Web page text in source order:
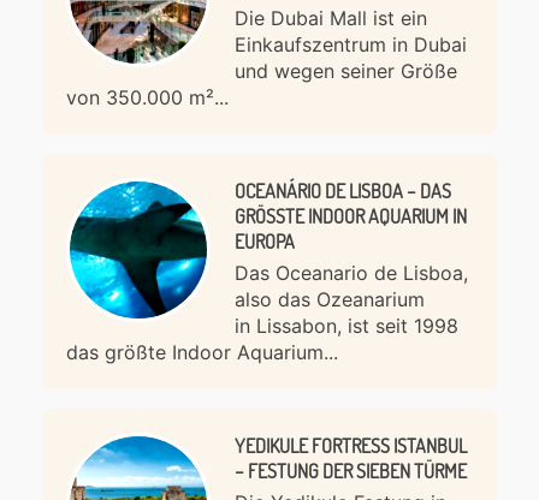
Die Dubai Mall ist ein
Einkaufszentrum in Dubai
und wegen seiner Größe
von 350.000 m²...
OCEANÁRIO DE LISBOA – DAS
GRÖSSTE INDOOR AQUARIUM IN E
UROPA
Das Oceanario de Lisboa,
also das Ozeanarium
in Lissabon, ist seit 1998
das größte Indoor Aquarium...
YEDIKULE FORTRESS ISTANBUL
– FESTUNG DER SIEBEN TÜRME